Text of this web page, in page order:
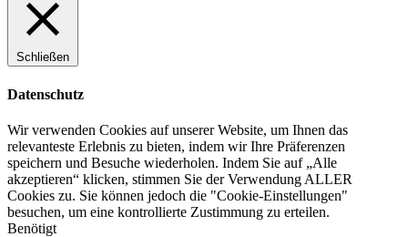
Schließen
Datenschutz
Wir verwenden Cookies auf unserer Website, um Ihnen das
relevanteste Erlebnis zu bieten, indem wir Ihre Präferenzen
speichern und Besuche wiederholen. Indem Sie auf „Alle
akzeptieren“ klicken, stimmen Sie der Verwendung ALLER
Cookies zu. Sie können jedoch die "Cookie-Einstellungen"
besuchen, um eine kontrollierte Zustimmung zu erteilen.
Benötigt